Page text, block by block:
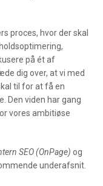
proces, hvor der skal
på ét af
dig over, at vi med
til for at få en
Den viden har gang
vores ambitiøse
SEO (OnPage) og
underafsnit.